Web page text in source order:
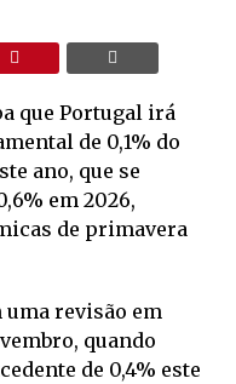
que Portugal irá
de 0,1% do
ano, que se
em 2026,
de primavera
revisão em
quando
de 0,4% este